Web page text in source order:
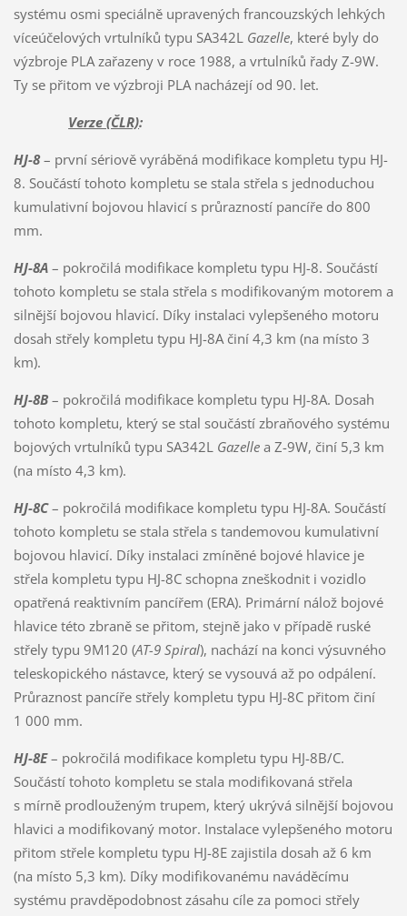
systému osmi speciálně upravených francouzských lehkých
víceúčelových vrtulníků typu SA342L Gazelle, které byly do
výzbroje PLA zařazeny v roce 1988, a vrtulníků řady Z-9W.
Ty se přitom ve výzbroji PLA nacházejí od 90. let.
Verze (ČLR):
HJ-8– první sériově vyráběná modifikace kompletu typu HJ-
8. Součástí tohoto kompletu se stala střela s jednoduchou
kumulativní bojovou hlavicí s průrazností pancíře do 800
mm.
HJ-8A– pokročilá modifikace kompletu typu HJ-8. Součástí
tohoto kompletu se stala střela s modifikovaným motorem a
silnější bojovou hlavicí. Díky instalaci vylepšeného motoru
dosah střely kompletu typu HJ-8A činí 4,3 km (na místo 3
km).
HJ-8B– pokročilá modifikace kompletu typu HJ-8A. Dosah
tohoto kompletu, který se stal součástí zbraňového systému
bojových vrtulníků typu SA342L Gazellea Z-9W, činí 5,3 km
(na místo 4,3 km).
HJ-8C– pokročilá modifikace kompletu typu HJ-8A. Součástí
tohoto kompletu se stala střela s tandemovou kumulativní
bojovou hlavicí. Díky instalaci zmíněné bojové hlavice je
střela kompletu typu HJ-8C schopna zneškodnit i vozidlo
opatřená reaktivním pancířem (ERA). Primární nálož bojové
hlavice této zbraně se přitom, stejně jako v případě ruské
střely typu 9M120 (AT-9 Spiral), nachází na konci výsuvného
teleskopického nástavce, který se vysouvá až po odpálení.
Průraznost pancíře střely kompletu typu HJ-8C přitom činí
1 000 mm.
HJ-8E– pokročilá modifikace kompletu typu HJ-8B/C.
Součástí tohoto kompletu se stala modifikovaná střela
s mírně prodlouženým trupem, který ukrývá silnější bojovou
hlavici a modifikovaný motor. Instalace vylepšeného motoru
přitom střele kompletu typu HJ-8E zajistila dosah až 6 km
(na místo 5,3 km). Díky modifikovanému naváděcímu
systému pravděpodobnost zásahu cíle za pomoci střely